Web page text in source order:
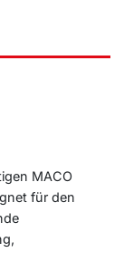
MACO
für den